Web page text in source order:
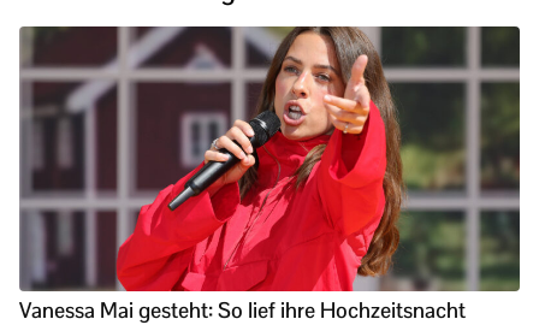
Vanessa Mai gesteht: So lief ihre Hochzeitsnacht